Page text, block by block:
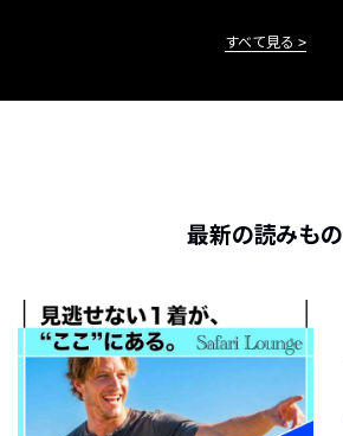
すべて見る
最新の読みもの